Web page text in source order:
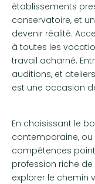
établissements
conservatoire, et
devenir réalité.
à toutes les
travail acharné.
auditions, et
est une occasion
En choisissant le
contemporaine,
compétences
profession riche
explorer le chemin